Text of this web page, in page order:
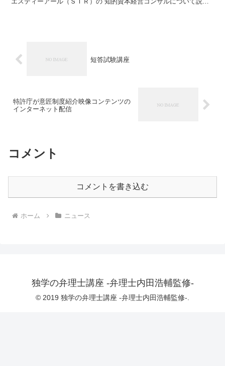
短答試験講座
特許庁が意匠制度紹介映像コンテンツの
インターネット配信
コメント
コメントを書き込む
ホーム ニュース
独学の弁理士講座 -弁理士内田浩輔監修-
© 2019 独学の弁理士講座 -弁理士内田浩輔監修-.